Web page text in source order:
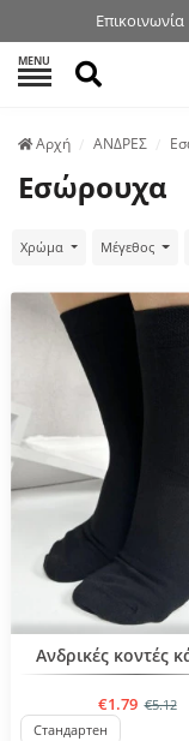
Επικοινωνία
MENU
Аρχή ΑΝΔΡΕΣ
Εσώρουχα
Χρώμα Μέγεθος
Ανδρικές κοντές
€1.79 €5.12
Стандартен